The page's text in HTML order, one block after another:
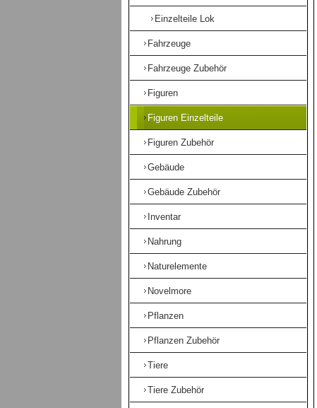
Einzelteile Lok
Fahrzeuge
Fahrzeuge Zubehör
Figuren
Figuren Einzelteile
Figuren Zubehör
Gebäude
Gebäude Zubehör
Inventar
Nahrung
Naturelemente
Novelmore
Pflanzen
Pflanzen Zubehör
Tiere
Tiere Zubehör